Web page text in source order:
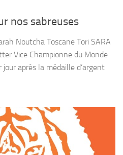
nos sabreuses
Noutcha Toscane Tori SARA
Vice Championne du Monde
après la médaille d’argent